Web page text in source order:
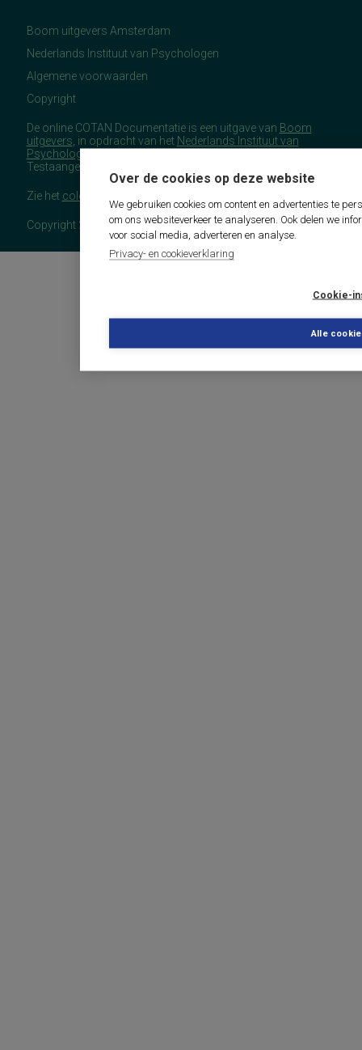
Over de cookies op deze website
We gebruiken cookies om content en advertenties te
om ons websiteverkeer te analyseren. Ook delen we
voor social media, adverteren en analyse.
Privacy- en cookieverklaring
Cookie-
Alle
Boom uitgevers Amsterdam
Nederlands Instituut van Psychologen
Algemene voorwaarden
Copyright
De online COTAN Documentatie is een uitgave van Boom
uitgevers , in opdracht van het Nederlands Instituut van
Psychologen(NIP), namens de Commissie
Testaangelegenheden Nederland (COTAN).
Zie het colofon
Copyright 2026 - COTAN Documentatie